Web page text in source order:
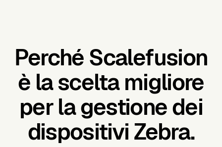
Perché Scalefusion
è la scelta migliore
per la gestione dei
dispositivi Zebra.